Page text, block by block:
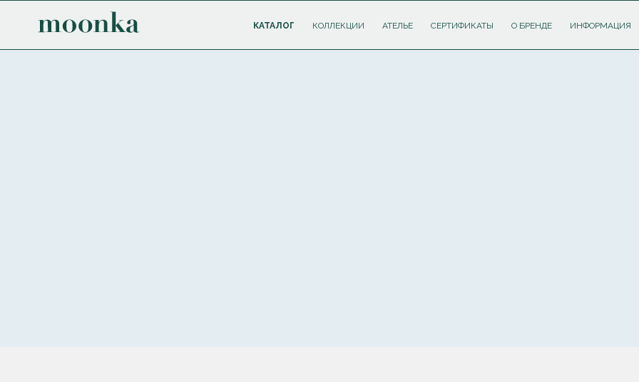
КАТАЛОГ КОЛЛЕКЦИИ АТЕЛЬЕ СЕРТИФИКАТЫ О БРЕНДЕ ИНФОРМАЦИЯ